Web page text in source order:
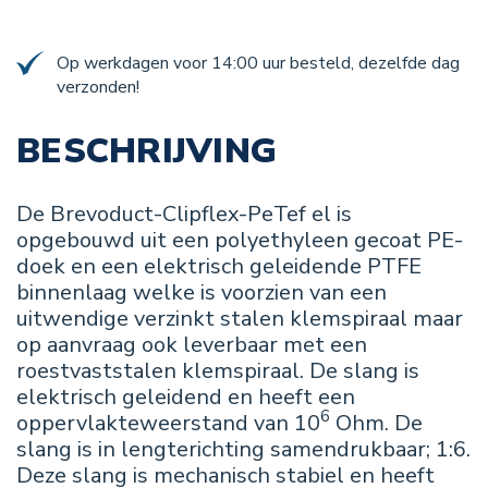
Op werkdagen voor 14:00 uur besteld, dezelfde dag
verzonden!
BESCHRIJVING
De Brevoduct-Clipflex-PeTef el is
opgebouwd uit een polyethyleen gecoat PE-
doek en een elektrisch geleidende PTFE
binnenlaag welke is voorzien van een
uitwendige verzinkt stalen klemspiraal maar
op aanvraag ook leverbaar met een
roestvaststalen klemspiraal. De slang is
elektrisch geleidend en heeft een
oppervlakteweerstand van 106 Ohm. De
slang is in lengterichting samendrukbaar; 1:6.
Deze slang is mechanisch stabiel en heeft